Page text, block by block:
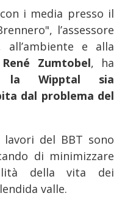
i media presso il
l’assessore
e alla
René Zumtobel, ha
la Wipptal sia
dal problema del
del BBT sono
di minimizzare
della vita dei
valle.